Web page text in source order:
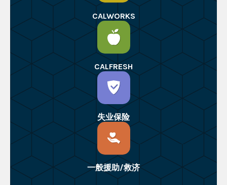
CALWORKS
CALFRESH
失业保险
一般援助/救济